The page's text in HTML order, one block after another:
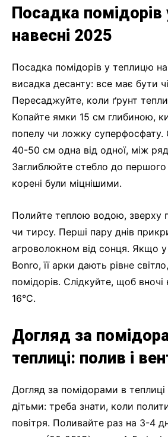
Посадка
навесні 2025
Посадка помідорів у теплицю
висадка десанту: все має бути
Пересаджуйте, коли ґрунт
Копайте ямки 15 см глибиною,
попелу чи ложку суперфосфату.
40-50 см одна від одної, між
Заглиблюйте стебло до
корені були міцнішими.
Полийте теплою водою, зверху
чи тирсу. Перші пару днів
агроволокном від сонця. Якщо
Bonro, її арки дають рівне
помідорів. Слідкуйте, щоб
16°C.
Догляд за
теплиці: полив і
Догляд за помідорами в теплиці
дітьми: треба знати, коли
повітря. Поливайте раз на 3-4